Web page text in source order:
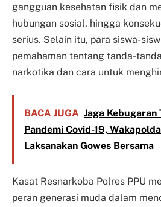
gangguan kesehatan fisik dan
hubungan sosial, hingga
serius. Selain itu, para siswa-
pemahaman tentang tanda-
narkotika dan cara untuk
BACA JUGA Jaga Kebugaran
Pandemi Covid-19,
Laksanakan Gowes Bersama
Kasat Resnarkoba Polres PPU
peran generasi muda dalam